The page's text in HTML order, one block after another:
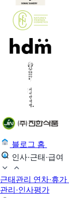
블로그 홈
인사·근태·급여
근태관리 연차·휴가
관리·인사평가